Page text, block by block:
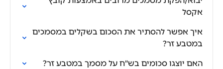
אקסל
איך אפשר להסתיר את הסכום בשקלים במסמכים
במטבע זר?
האם יוצגו סכומים בש"ח על מסמך במטבע זר?